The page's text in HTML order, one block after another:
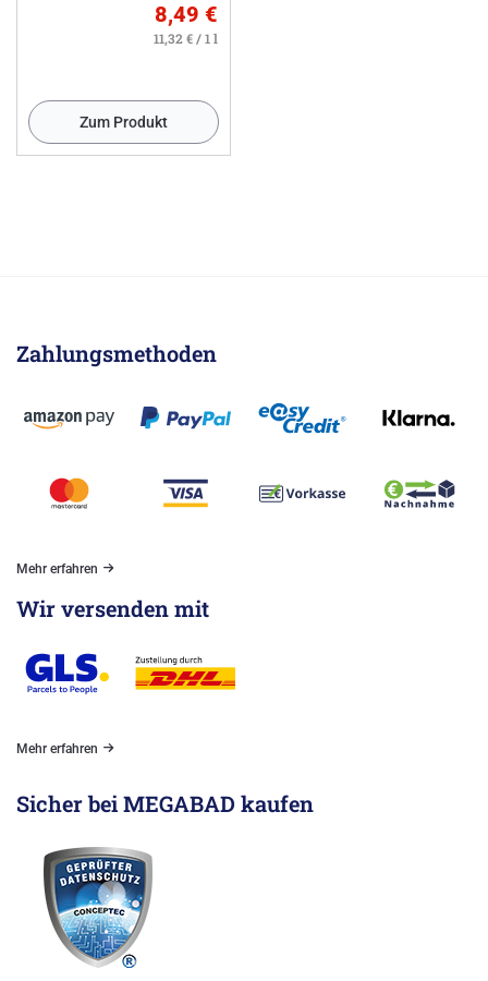
8,49 €
11,32 € / 1 l
Zum Produkt
Zahlungsmethoden
Mehr erfahren
Wir versenden mit
Mehr erfahren
Sicher bei MEGABAD kaufen